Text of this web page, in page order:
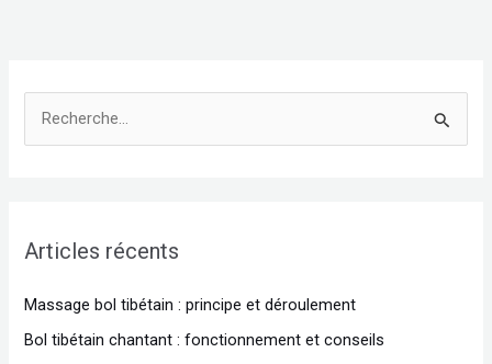
e
c
h
Articles récents
Massage bol tibétain : principe et déroulement
Bol tibétain chantant : fonctionnement et conseils